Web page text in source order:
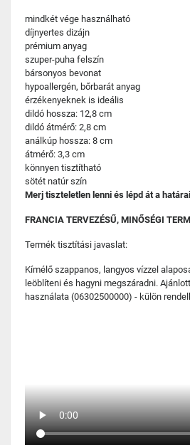
mindkét vége használható
díjnyertes dizájn
prémium anyag
szuper-puha felszín
bársonyos bevonat
hypoallergén, bőrbarát anyag
érzékenyeknek is ideális
dildó hossza: 12,8 cm
dildó átmérő: 2,8 cm
análkúp hossza: 8 cm
átmérő: 3,3 cm
könnyen tisztítható
sötét natúr szín
Merj tiszteletlen lenni és lépd át a
FRANCIA TERVEZÉSŰ, MINŐSÉGI
Termék tisztítási javaslat:
Kímélő szappanos, langyos vízzel
leöblíteni és hagyni megszáradni.
használata (06302500000) - külön